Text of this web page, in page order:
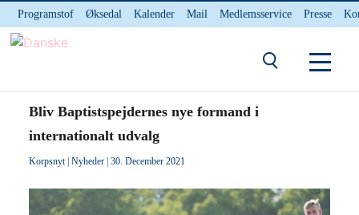
Programstof Øksedal Kalender Mail Medlemsservice Presse
INTERNnet
Bliv Baptistspejdernes nye formand i
internationalt udvalg
Korpsnyt| Nyheder| 30. December 2021